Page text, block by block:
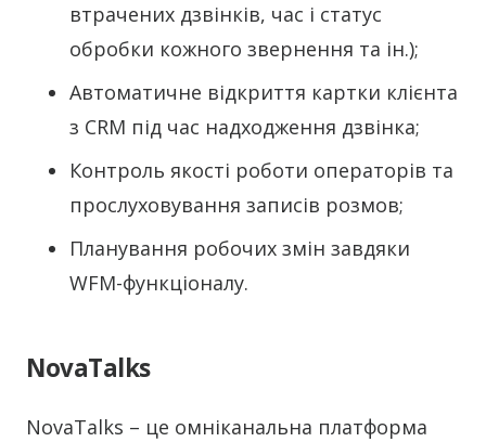
втрачених дзвінків, час і статус
обробки кожного звернення та ін.);
Автоматичне відкриття картки клієнта
з CRM під час надходження дзвінка;
Контроль якості роботи операторів та
прослуховування записів розмов;
Планування робочих змін завдяки
WFM-функціоналу.
NovaTalks
NovaTalks – це омніканальна платформа